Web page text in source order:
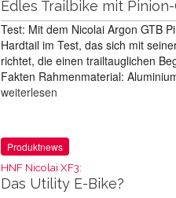
Edles Trailbike mit
Test: Mit dem Nicolai Argon GTB
Hardtail im Test, das sich mit
richtet, die einen trailtauglichen
Fakten Rahmenmaterial:
weiterlesen
Produktnews
HNF Nicolai XF3:
Das Utility E-Bike?